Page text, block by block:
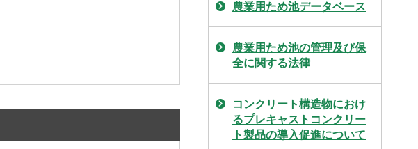
農業用ため池データベース
農業用ため池の管理及び保
全に関する法律
コンクリート構造物におけ
るプレキャストコンクリー
ト製品の導入促進について